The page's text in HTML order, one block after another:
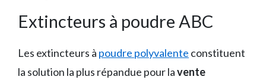
Extincteurs à poudre ABC
Les extincteurs à poudre polyvalente constituent
la solution la plus répandue pour lavente